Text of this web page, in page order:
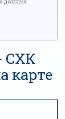
СХК
карте